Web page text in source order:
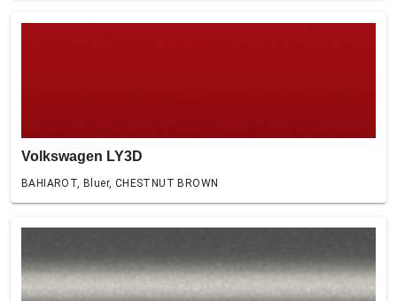
Volkswagen LY3D
BAHIAROT, Bluer, CHESTNUT BROWN